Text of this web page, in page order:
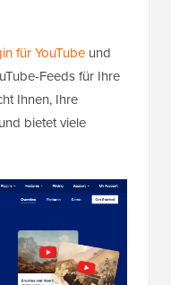
für YouTube und
Feeds für Ihre
Ihnen, Ihre
bietet viele